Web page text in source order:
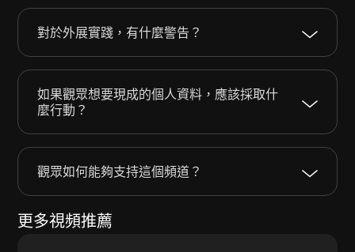
對於外展實踐，有什麼警告？
如果觀眾想要現成的個人資料，應該採取什
麼行動？
觀眾如何能夠支持這個頻道？
更多視頻推薦